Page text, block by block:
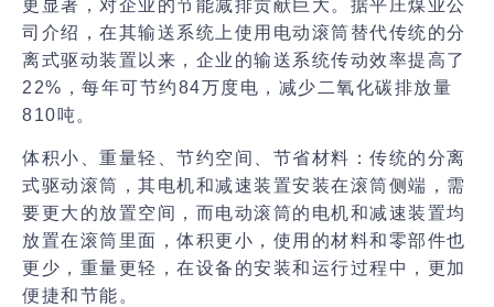
更显著，对企业的节能减排贡献巨大。据平庄煤业公
司介绍，在其输送系统上使用电动滚筒替代传统的分
离式驱动装置以来，企业的输送系统传动效率提高了
22%，每年可节约84万度电，减少二氧化碳排放量
810吨。
体积小、重量轻、节约空间、节省材料： 传统的分离
式驱动滚筒，其电机和减速装置安装在滚筒侧端，需
要更大的放置空间，而电动滚筒的电机和减速装置均
放置在滚筒里面，体积更小，使用的材料和零部件也
更少，重量更轻，在设备的安装和运行过程中，更加
便捷和节能。